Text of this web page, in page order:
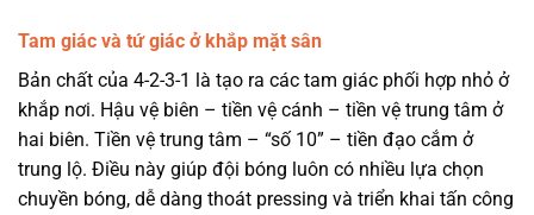
Tam giác và tứ giác ở khắp mặt sân
Bản chất của 4-2-3-1 là tạo ra các tam giác phối hợp nhỏ ở
khắp nơi. Hậu vệ biên – tiền vệ cánh – tiền vệ trung tâm ở
hai biên. Tiền vệ trung tâm – “số 10” – tiền đạo cắm ở
trung lộ. Điều này giúp đội bóng luôn có nhiều lựa chọn
chuyền bóng, dễ dàng thoát pressing và triển khai tấn công